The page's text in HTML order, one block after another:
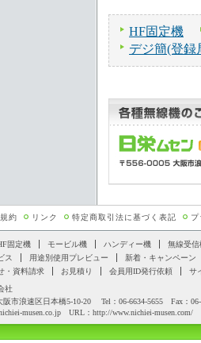
HF固定機
デジ簡(登録
約 リンク 特定商取引法に基づく表記
固定機 モービル機 ハンディー機
無線受信
ス
用途別使用プレビュー
新着・キャンペーン
・資料請求
お見積り 会員用ID発行依頼 サ
社
市浪速区日本橋5-10-20 Tel：06-6634-5655 Fax：06-
musen.co.jp URL： http://www.nichiei-musen.com/